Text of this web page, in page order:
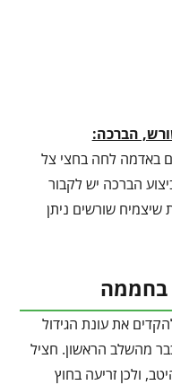
הברכה:
באדמה לחה בחצי צל
הברכה יש לקבור
שורשים ניתן
בחממה
את עונת הגידול
מהשלב הראשון. חציל
ולכן זריעה בחוץ